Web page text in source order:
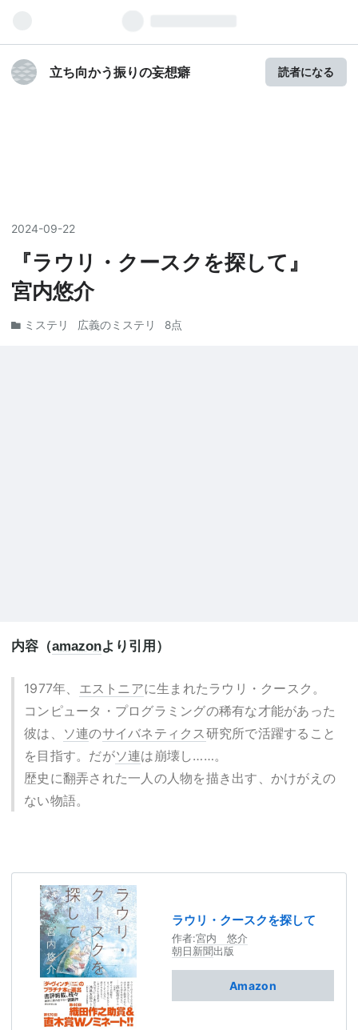
立ち向かう振りの妄想癖 読者になる
2024-09-22
『ラウリ・クースクを探して』
宮内悠介
ミステリ 広義のミステリ 8点
内容（amazonより引用）
1977年、 エストニアに生まれたラウリ・クースク。
コンピュータ・プログラミングの稀有な才能があった
彼は、
ソ連のサイバネティクス研究所で活躍すること
を目指す。だがソ連は崩壊し……。
歴史に翻弄された一人の人物を描き出す、かけがえの
ない物語。
ラウリ・クースクを探して
作者:宮内 悠介
朝日新聞出版
Amazon